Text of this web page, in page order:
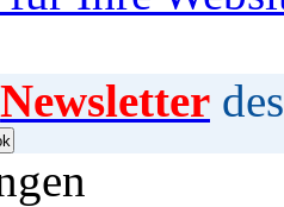
Newsletter